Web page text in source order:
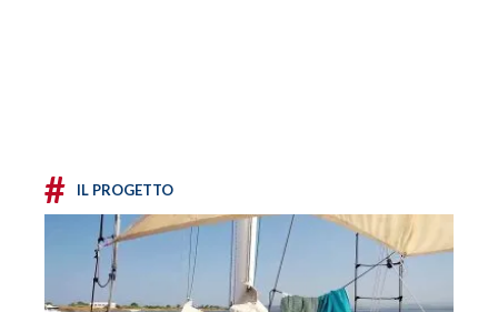
# IL PROGETTO